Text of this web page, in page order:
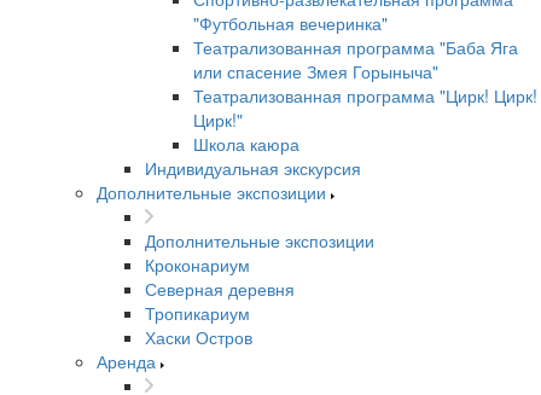
"Футбольная вечеринка"
Театрализованная программа "Баба Яга
или спасение Змея Горыныча"
Театрализованная программа "Цирк! Цирк!
Цирк!"
Школа каюра
Индивидуальная экскурсия
Дополнительные экспозиции
Дополнительные экспозиции
Кроконариум
Северная деревня
Тропикариум
Хаски Остров
Аренда